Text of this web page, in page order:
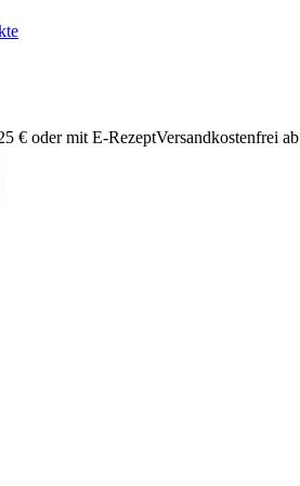
€ oder mit E-RezeptVersandkostenfrei